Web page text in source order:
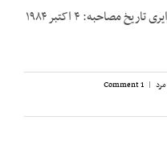
روایت‌کننده: آقای دکتر شمس‌الدین جزایری تاریخ مصاحبه: ۴ اکتبر ۱۹۸۴
مرد |
1 Comment